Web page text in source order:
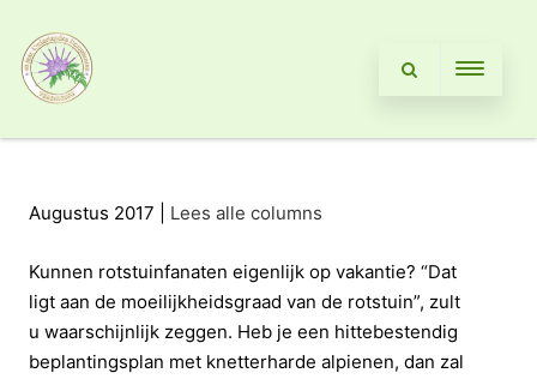
Augustus 2017 | Lees alle columns
Kunnen rotstuinfanaten eigenlijk op vakantie? “Dat
ligt aan de moeilijkheidsgraad van de rotstuin”, zult
u waarschijnlijk zeggen. Heb je een hittebestendig
beplantingsplan met knetterharde alpienen, dan zal